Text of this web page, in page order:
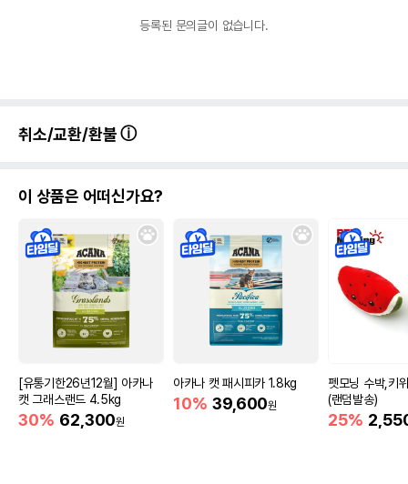
등록된 문의글이 없습니다.
취소/교환/환불
이 상품은 어떠신가요?
[유통기한26년12월] 아카나
캣 그래스랜드 4.5kg
30% 62,300원
아카나 캣 패시피카 1.8kg
10% 39,600원
펫모닝 수박,키
(랜덤발송)
25%